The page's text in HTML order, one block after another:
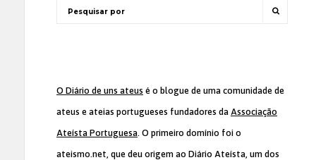
O Diário de uns ateus é o blogue de uma comunidade de
ateus e ateias portugueses fundadores da Associação
Ateísta Portuguesa. O primeiro domínio foi o
ateismo.net, que deu origem ao Diário Ateísta, um dos